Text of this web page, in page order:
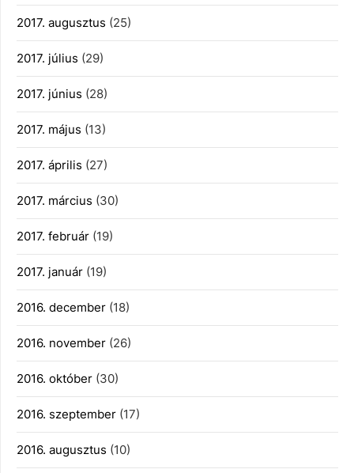
2017. augusztus (25)
2017. július (29)
2017. június (28)
2017. május (13)
2017. április (27)
2017. március (30)
2017. február (19)
2017. január (19)
2016. december (18)
2016. november (26)
2016. október (30)
2016. szeptember (17)
2016. augusztus (10)